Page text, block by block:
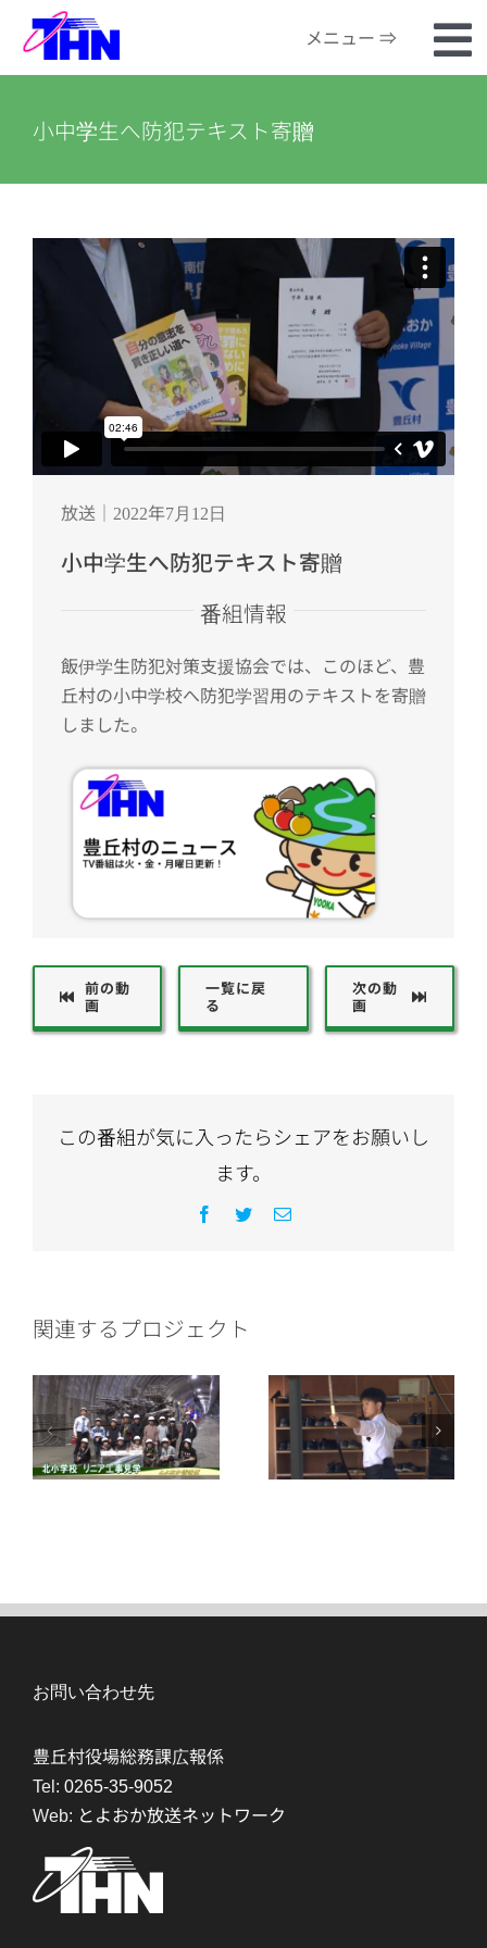
Skip
content
メニュー ⇒
河川カメラ
小中学生へ防犯テキスト寄贈
放送｜2022年7月12日
小中学生へ防犯テキスト寄贈
番組情報
飯伊学生防犯対策支援協会では、このほど、豊
丘村の小中学校へ防犯学習用のテキストを寄贈
しました。
前の動
画
一覧に戻
る
次の動
画
この番組が気に入ったらシェアをお願いし
ます。
Facebook
Twitter電
関連するプロジェクト
お問い合わせ先
豊丘村役場総務課広報係
Tel: 0265-35-9052
Web: とよおか放送ネットワーク